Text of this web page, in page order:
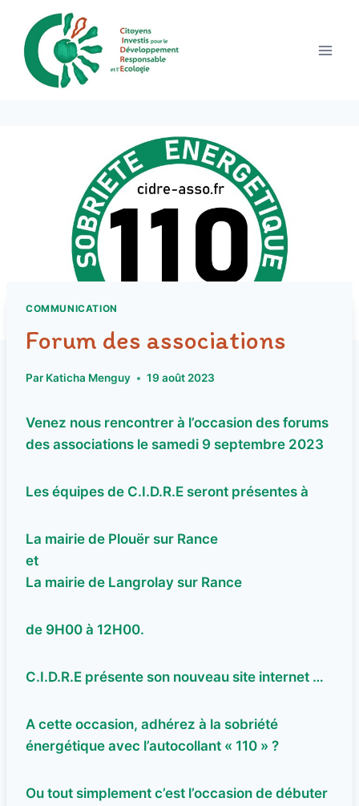
contenu
COMMUNICATION
Forum des associations
Par Katicha Menguy 19 août 2023
Venez nous rencontrer à l’occasion des forums
des associations le samedi 9 septembre 2023
Les équipes de C.I.D.R.E seront présentes à
La mairie de Plouër sur Rance
et
La mairie de Langrolay sur Rance
de 9H00 à 12H00.
C.I.D.R.E présente son nouveau site internet …
A cette occasion, adhérez à la sobriété
énergétique avec l’autocollant « 110 » ?
Ou tout simplement c’est l’occasion de débuter